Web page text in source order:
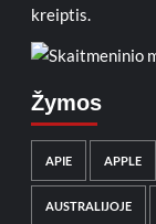
kreiptis.
Žymos
APIE APPLE
AUSTRALIJOJE